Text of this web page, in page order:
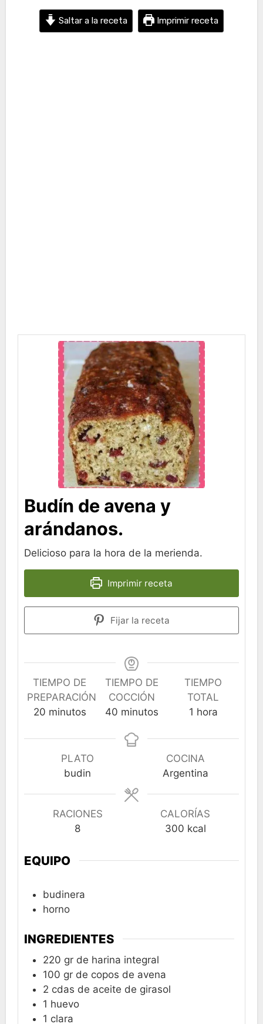
Saltar a la receta Imprimir receta
Budín de avena y
arándanos.
Delicioso para la hora de la merienda.
Imprimir receta
Fijar la receta
TIEMPO DE
PREPARACIÓN
20minutos
minutos
TIEMPO DE
COCCIÓN
40minutos
minutos
TIEMPO
TOTAL
1 hora
hora
PLATO
budin
COCINA
Argentina
RACIONES
8
CALORÍAS
300 kcal
EQUIPO
budinera
horno
INGREDIENTES
220 gr de harina integral
100 gr de copos de avena
2 cdas de aceite de girasol
1 huevo
1 clara